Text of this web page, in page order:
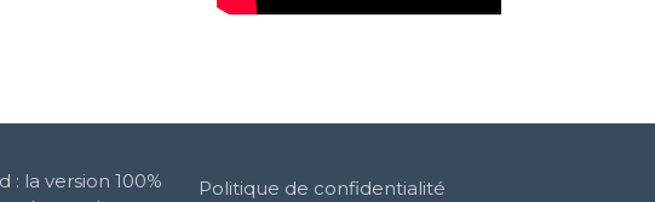
la version 100%
Politique de confidentialité